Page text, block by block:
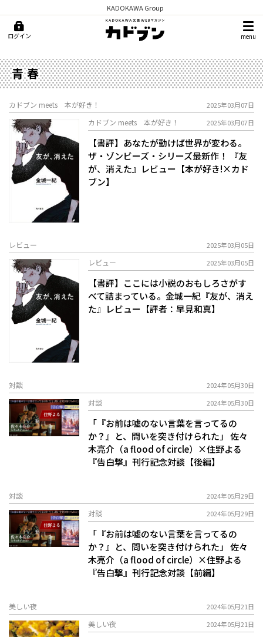
KADOKAWA Group
ログイン menu
青春
カドブン meets 本が好き！ 2025年03月07日
カドブン meets 本が好き！ 2025年03月07日
【書評】あなたが動けば世界が変わる。
ザ・ゾンビーズ・シリーズ最新作！ 『友
が、消えた』レビュー【本が好き!×カド
ブン】
レビュー 2025年03月05日
レビュー 2025年03月05日
【書評】ここには小説のおもしろさがす
べて詰まっている。――金城一紀『友が、消え
た』レビュー【評者：早見和真】
対談 2024年05月30日
対談 2024年05月30日
「『お前は嘘のない言葉を言ってるの
か？』と、問いを突き付けられた」 佐々
木亮介（a flood of circle）×住野よる
『告白撃』刊行記念対談【後編】
対談 2024年05月29日
対談 2024年05月29日
「『お前は嘘のない言葉を言ってるの
か？』と、問いを突き付けられた」 佐々
木亮介（a flood of circle）×住野よる
『告白撃』刊行記念対談【前編】
美しい夜 2024年05月21日
美しい夜 2024年05月21日